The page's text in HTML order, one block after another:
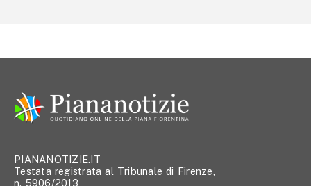
PIANANOTIZIE.IT
Testata registrata al Tribunale di Firenze,
n. 5906/2013